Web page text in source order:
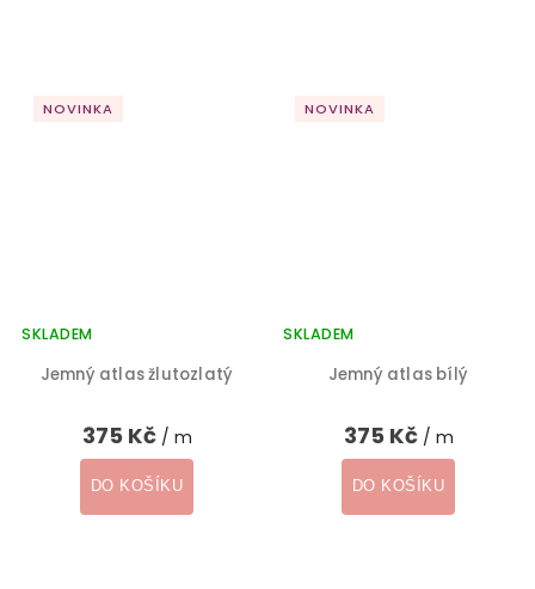
NOVINKA
Jemný atlas žlutozlatý
SKLADEM
375 Kč / m
DO KOŠÍKU
NOVINKA
Jemný atlas bílý
SKLADEM
375 Kč / m
DO KOŠÍKU